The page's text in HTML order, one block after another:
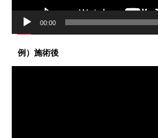
00:00
例）施術後